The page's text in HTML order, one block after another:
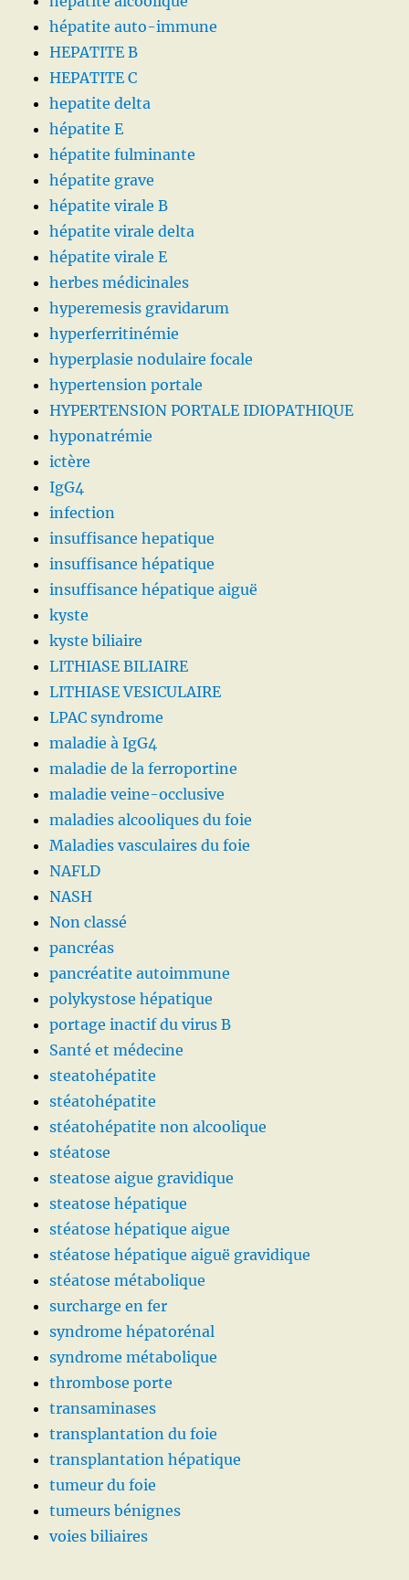
hépatite auto-immune
HEPATITE B
HEPATITE C
hepatite delta
hépatite E
hépatite fulminante
hépatite grave
hépatite virale B
hépatite virale delta
hépatite virale E
herbes médicinales
hyperemesis gravidarum
hyperferritinémie
hyperplasie nodulaire focale
hypertension portale
HYPERTENSION PORTALE IDIOPATHIQUE
hyponatrémie
ictère
IgG4
infection
insuffisance hepatique
insuffisance hépatique
insuffisance hépatique aiguë
kyste
kyste biliaire
LITHIASE BILIAIRE
LITHIASE VESICULAIRE
LPAC syndrome
maladie à IgG4
maladie de la ferroportine
maladie veine-occlusive
maladies alcooliques du foie
Maladies vasculaires du foie
NAFLD
NASH
Non classé
pancréas
pancréatite autoimmune
polykystose hépatique
portage inactif du virus B
Santé et médecine
steatohépatite
stéatohépatite
stéatohépatite non alcoolique
stéatose
steatose aigue gravidique
steatose hépatique
stéatose hépatique aigue
stéatose hépatique aiguë gravidique
stéatose métabolique
surcharge en fer
syndrome hépatorénal
syndrome métabolique
thrombose porte
transaminases
transplantation du foie
transplantation hépatique
tumeur du foie
tumeurs bénignes
voies biliaires